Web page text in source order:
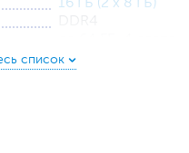
на внешний
16 ГБ (2 x 8 ГБ)